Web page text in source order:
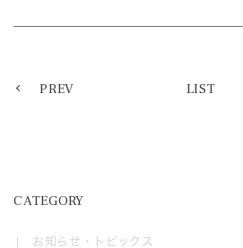
PREV LIST
CATEGORY
お知らせ・トピックス